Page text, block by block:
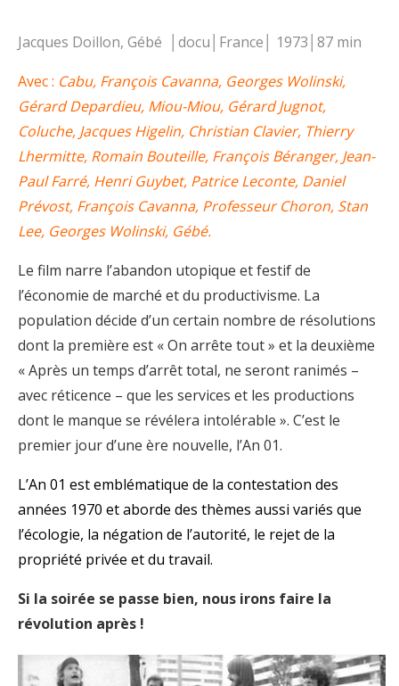
Jacques Doillon, Gébé │docu│France│ 1973│87 min
Avec : Cabu, François Cavanna, Georges Wolinski,
Gérard Depardieu, Miou-Miou, Gérard Jugnot,
Coluche, Jacques Higelin, Christian Clavier, Thierry
Lhermitte, Romain Bouteille, François Béranger, Jean-
Paul Farré, Henri Guybet, Patrice Leconte, Daniel
Prévost, François Cavanna, Professeur Choron, Stan
Lee, Georges Wolinski, Gébé.
Le film narre l’abandon utopique et festif de
l’économie de marché et du productivisme. La
population décide d’un certain nombre de résolutions
dont la première est « On arrête tout » et la deuxième
« Après un temps d’arrêt total, ne seront ranimés –
avec réticence – que les services et les productions
dont le manque se révélera intolérable ». C’est le
premier jour d’une ère nouvelle, l’An 01.
L’An 01 est emblématique de la contestation des
années 1970 et aborde des thèmes aussi variés que
l’écologie, la négation de l’autorité, le rejet de la
propriété privée et du travail.
Si la soirée se passe bien, nous irons faire la
révolution après !